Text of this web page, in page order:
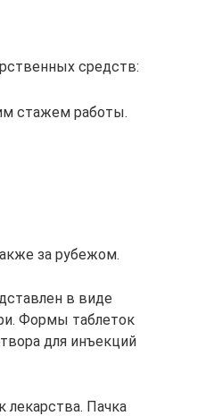
средств:
стажем работы.
за рубежом.
в виде
Формы таблеток
для инъекций
лекарства. Пачка